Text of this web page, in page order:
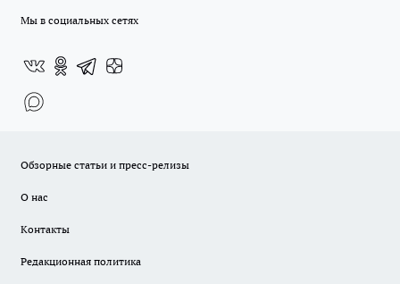
Мы в социальных сетях
Обзорные статьи и пресс-релизы
О нас
Контакты
Редакционная политика